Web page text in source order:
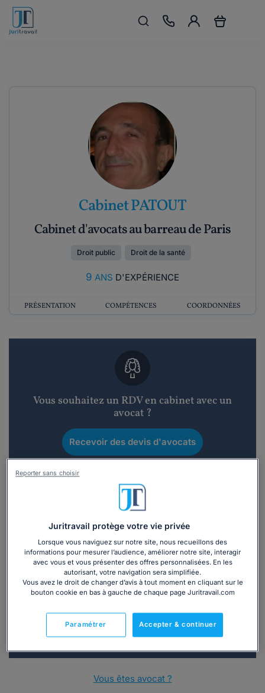
Cabinet PATOUT
Cabinet d'avocats au barreau de Paris
Droit public Droit de la santé
9 ANS D'EXPÉRIENCE
PRÉSENTATION COMPÉTENCES COORDONNÉES
Vous souhaitez un RDV en cabinet avec un
avocat ?
Recevoir des devis d'avocats
Vous souhaitez une consultation par
téléphone ?
Consulter immédiatement
ou appelez le01 75 75 42 33(8h à 21h du lundi au
vendredi)
Vous êtes avocat ?
Juritravail protège votre vie privée
Lorsque vous naviguez sur notre site, nous recueillons des
informations pour mesurer l’audience, améliorer notre site, interagir
avec vous et vous présenter des offres personnalisées. En les
autorisant, votre navigation sera simplifiée.
Vous avez le droit de changer d’avis à tout moment en cliquant sur le
bouton cookie en bas à gauche de chaque page Juritravail.com
Accepter & continuer
Paramétrer
Reporter sans choisir